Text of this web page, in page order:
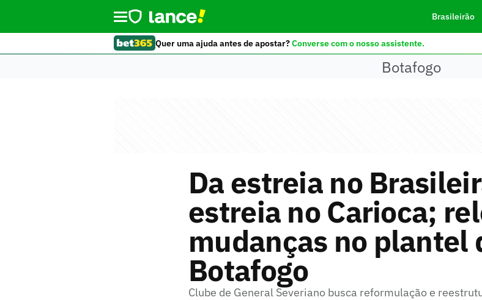
Brasileirão
Quer uma ajuda antes de apostar?Converse com o nosso assistente.
Botafogo
Da estreia no
estreia no Carioca;
mudanças no plantel
Botafogo
Clube de General Severiano busca reformulação e